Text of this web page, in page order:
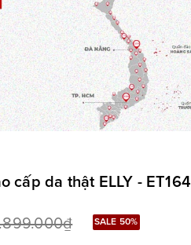
cấp da thật ELLY - ET164
SALE 50%